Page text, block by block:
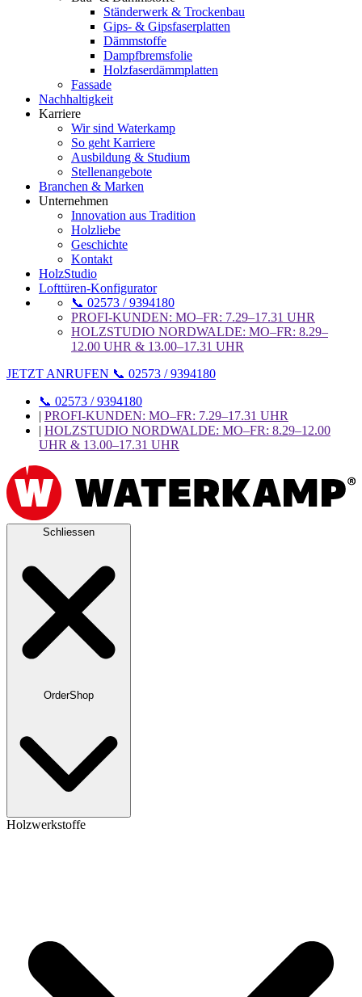
Ständerwerk & Trockenbau
Gips- & Gipsfaserplatten
Dämmstoffe
Dampfbremsfolie
Holzfaserdämmplatten
Fassade
Nachhaltigkeit
Karriere
Wir sind Waterkamp
So geht Karriere
Ausbildung & Studium
Stellenangebote
Branchen & Marken
Unternehmen
Innovation aus Tradition
Holzliebe
Geschichte
Kontakt
HolzStudio
Lofttüren-Konfigurator
📞 02573 / 9394180
PROFI-KUNDEN: MO–FR: 7.29–17.31 UHR
HOLZSTUDIO NORDWALDE: MO–FR: 8.29–
12.00 UHR & 13.00–17.31 UHR
JETZT ANRUFEN 📞 02573 / 9394180
📞 02573 / 9394180
| PROFI-KUNDEN: MO–FR: 7.29–17.31 UHR
| HOLZSTUDIO NORDWALDE: MO–FR: 8.29–12.00
UHR & 13.00–17.31 UHR
Schliessen
OrderShop
Holzwerkstoffe